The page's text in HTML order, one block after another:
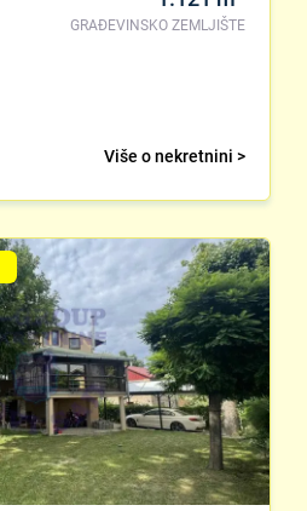
GRAĐEVINSKO ZEMLJIŠTE
Više o nekretnini >